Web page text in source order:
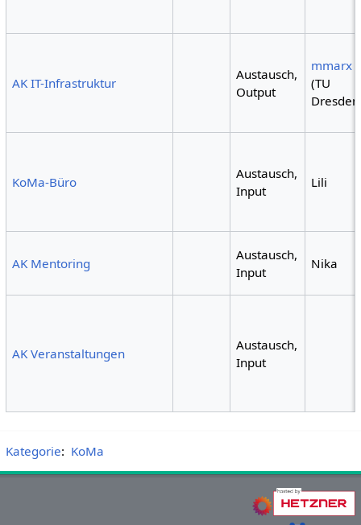
AK IT-Infrastruktur
Austausch,
Output
mmarx
(TU
KoMa-Büro
Austausch,
Input
Lili
AK Mentoring
Austausch,
Input
Nika
AK Veranstaltungen
Austausch,
Input
Kategorie: KoMa